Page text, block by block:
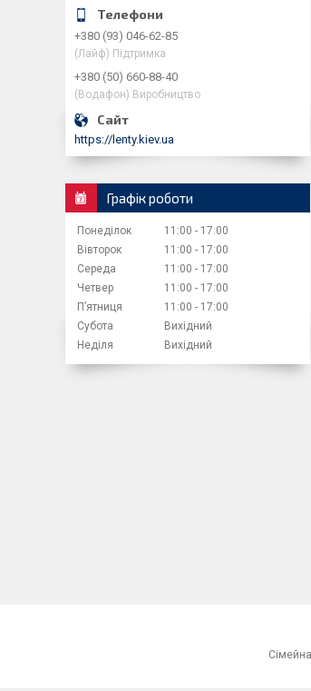
+380 (93) 046-62-85
(Лайф) Підтримка
+380 (50) 660-88-40
(Водафон) Виробництво
https://lenty.kiev.ua
Графік роботи
Понеділок 11:00
17:00
Вівторок
11:00
17:00
Середа
11:00
17:00
Четвер
11:00
17:00
Пʼятниця
11:00
17:00
Субота
Вихідний
Неділя
Вихідний